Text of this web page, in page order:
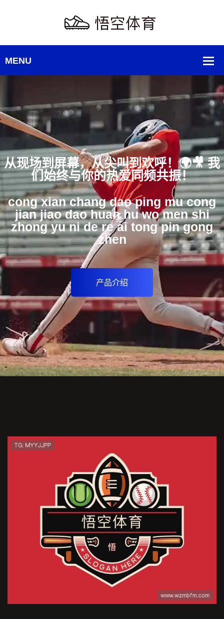
个性定制，独一无二！🎨👟 用你的
事，打造专属运动装备！
ge xing ding zhi du yi wu er
de gu shi da zao zhuan shu yun
zhuang bei